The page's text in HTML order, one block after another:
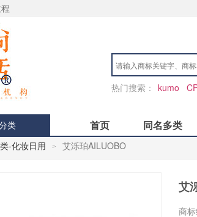
热门搜索： kumo
类 首页 同名多类
-化妆日用 > 艾泺珀AILUOBO
艾
商